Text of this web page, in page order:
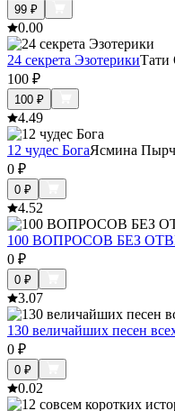
99 ₽
0.00
24 секрета ЭзотерикиТати
100 ₽
100 ₽
4.49
12 чудес БогаЯсмина
0 ₽
0 ₽
4.52
100 ВОПРОСОВ БЕЗ
0 ₽
0 ₽
3.07
130 величайших песен
0 ₽
0 ₽
0.02